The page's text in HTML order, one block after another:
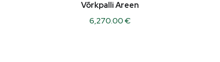
Võrkpalli Areen
6,270.00€